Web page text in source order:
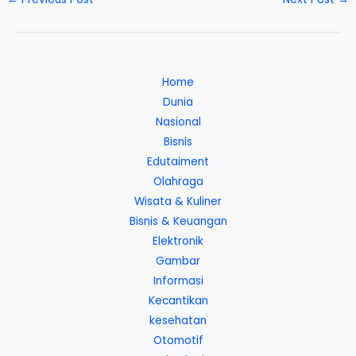
Home
Dunia
Nasional
Bisnis
Edutaiment
Olahraga
Wisata & Kuliner
Bisnis & Keuangan
Elektronik
Gambar
Informasi
Kecantikan
kesehatan
Otomotif